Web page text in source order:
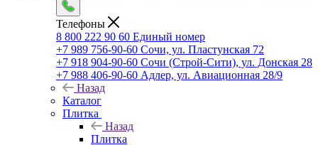
Телефоны
8 800 222 90 60 Единый номер
+7 989 756-90-60 Сочи, ул. Пластунская 72
+7 918 904-90-60 Сочи (Строй-Сити), ул. Донская 28
+7 988 406-90-60 Адлер, ул. Авиационная 28/9
Назад
Каталог
Плитка
Назад
Плитка